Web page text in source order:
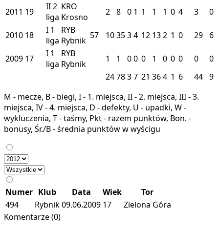
2011 19 II2
liga
KRO
Krosno
2 8 0 1 1 1 1 0 4 3 0
2010 18 I 1
liga
RYB
Rybnik 57 103534 12 132 1 0 29 6
2009 17 I 1
liga
RYB
Rybnik
1 1 00 0 1 0 0 0 0
0
247837 21 364 1 6 44 9
M - mecze, B - biegi, I - 1. miejsca, II - 2. miejsca, III - 3.
miejsca, IV - 4. miejsca, D - defekty, U - upadki, W -
wykluczenia, T - taśmy, Pkt - razem punktów, Bon. -
bonusy, Śr./B - średnia punktów w wyścigu
Numer Klub Data Wiek
Tor
494
Rybnik09.06.2009 17
Zielona Góra
Komentarze (0)